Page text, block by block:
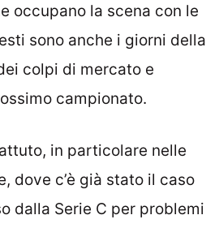
occupano la scena con le
sono anche i giorni della
colpi di mercato e
campionato.
in particolare nelle
dove c’è già stato il caso
dalla Serie C per problemi